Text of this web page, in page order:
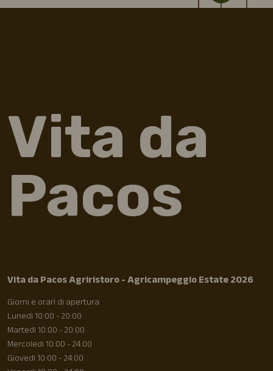
Vita da
Pacos
Vita da Pacos Agriristoro - Agricampeggio Estate 2026
Giorni e orari di apertura
Lunedì 10:00 - 20:00
Martedì 10:00 - 20:00
Mercoledì 10:00 - 24:00
Giovedì 10:00 - 24:00